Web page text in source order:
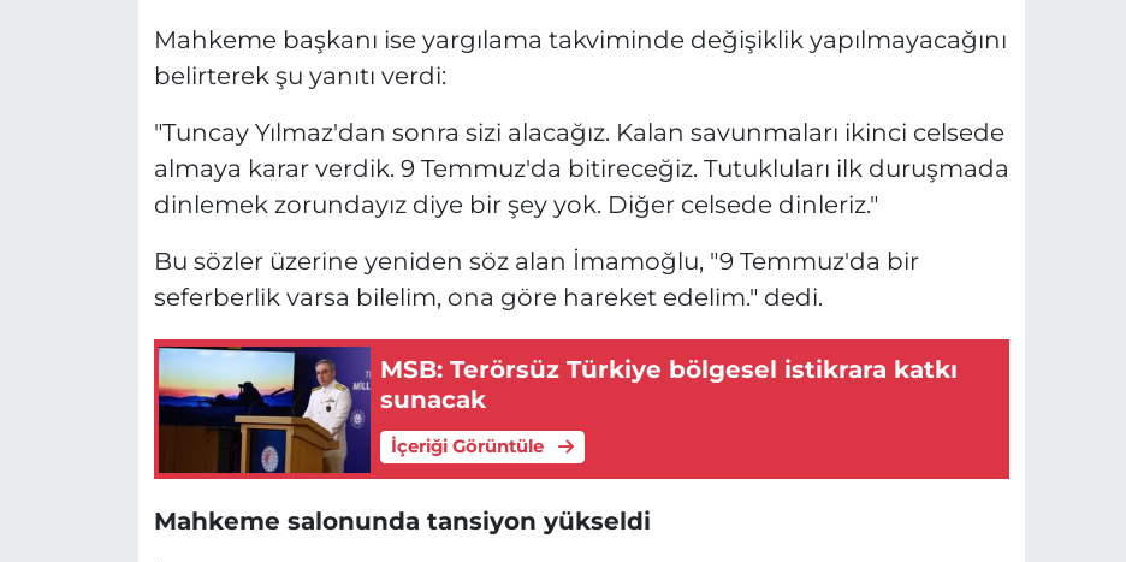
Mahkeme başkanı ise yargılama takviminde değişiklik yapılmayacağını
belirterek şu yanıtı verdi:
"Tuncay Yılmaz'dan sonra sizi alacağız. Kalan savunmaları ikinci celsede
almaya karar verdik. 9 Temmuz'da bitireceğiz. Tutukluları ilk duruşmada
dinlemek zorundayız diye bir şey yok. Diğer celsede dinleriz."
Bu sözler üzerine yeniden söz alan İmamoğlu, "9 Temmuz'da bir
seferberlik varsa bilelim, ona göre hareket edelim." dedi.
MSB: Terörsüz Türkiye bölgesel istikrara katkı
sunacak
İçeriği Görüntüle
Mahkeme salonunda tansiyon yükseldi